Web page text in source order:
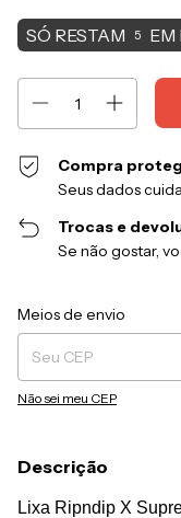
SÓ RESTAM 5 EM
Compra
Seus dados
Trocas e
Se não gostar,
Entregas para o CEP:
Meios de envio
Não sei meu CEP
Descrição
Lixa Ripndip X